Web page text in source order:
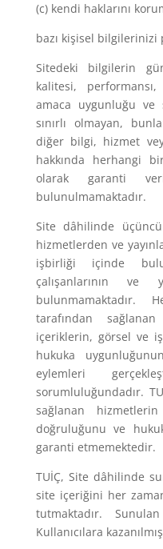
(c) kendi haklarını
bazı kişisel bilgilerinizi
Sitedeki bilgilerin
kalitesi,
amaca uygunluğu
sınırlı olmayan,
diğer bilgi, hizmet
hakkında herhangi
olarak garanti
bulunulmamaktadır.
Site dâhilinde
hizmetlerden ve
işbirliği içinde
çalışanlarının ve
tarafından
içeriklerin, görsel ve
hukuka
eylemleri
sorumluluğundadır.
sağlanan
doğruluğunu ve
garanti etmemektedir.
TUİÇ, Site dâhilinde
site içeriğini her
tutmaktadır.
Kullanıcılara